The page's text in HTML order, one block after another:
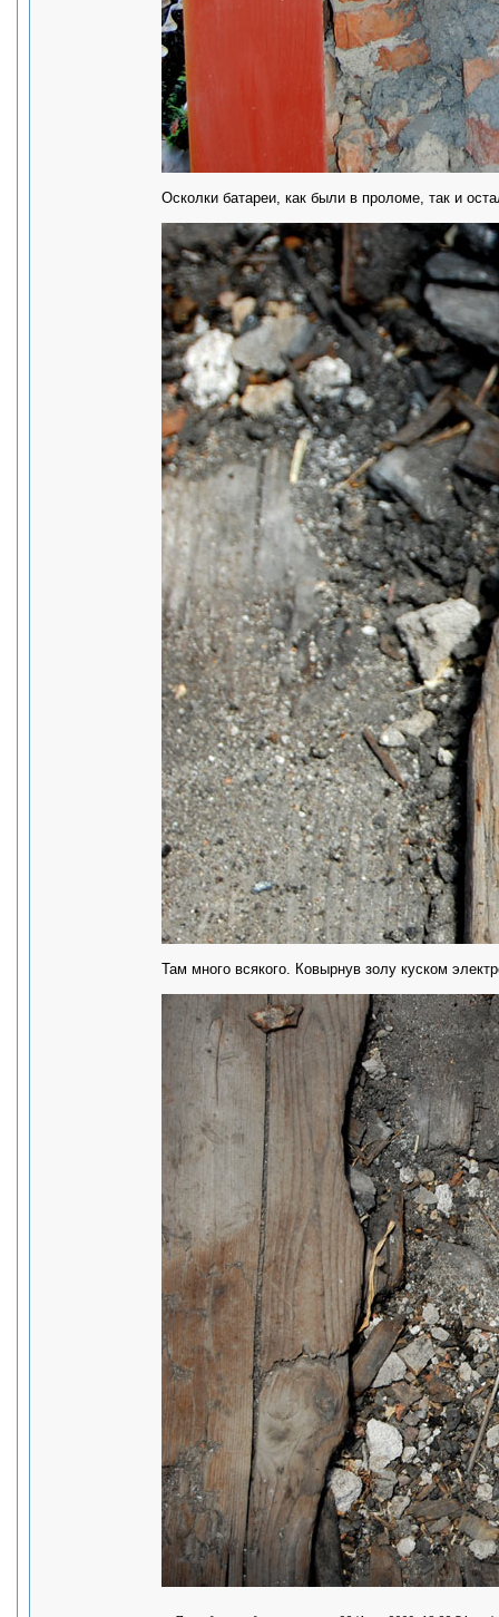
Осколки батареи, как были в проломе, так и
Там много всякого. Ковырнув золу куском